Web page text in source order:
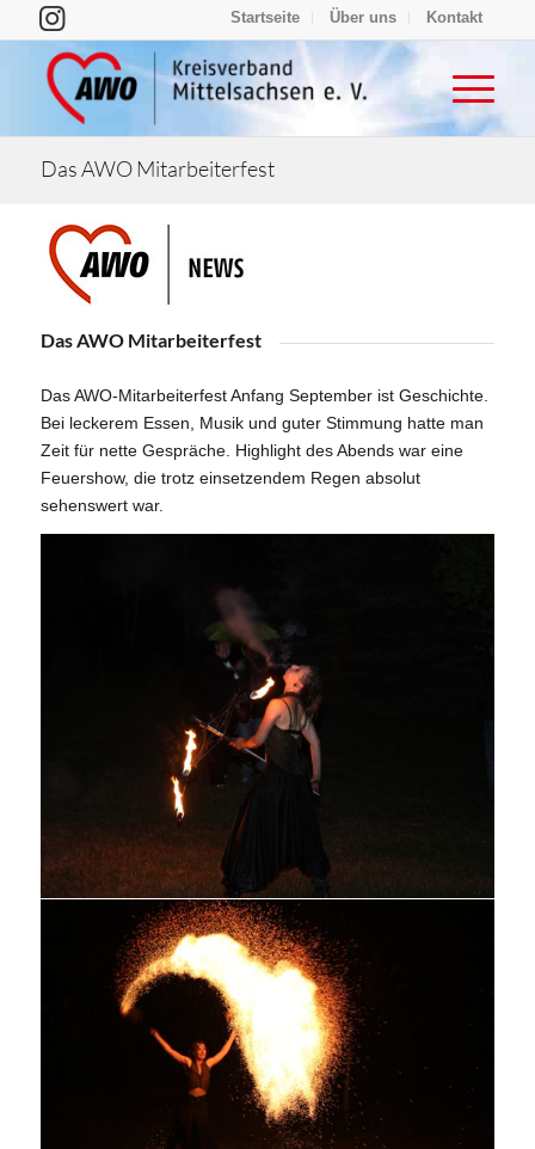
Startseite Über uns Kontakt
Das AWO Mitarbeiterfest
Das AWO Mitarbeiterfest
Das AWO-Mitarbeiterfest Anfang September ist Geschichte.
Bei leckerem Essen, Musik und guter Stimmung hatte man
Zeit für nette Gespräche. Highlight des Abends war eine
Feuershow, die trotz einsetzendem Regen absolut
sehenswert war.